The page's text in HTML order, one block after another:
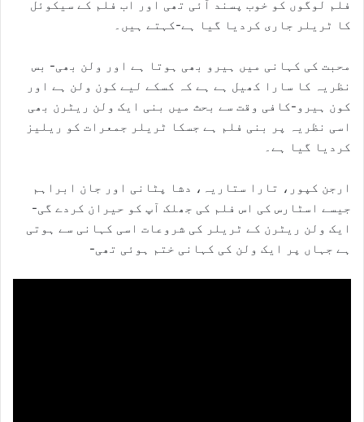
فلم لوگوں کو خوب پسند آئی تھی اور اب فلم کے سیکوئل
کا ٹریلر جاری کردیا گیا ہے-کہتے ہیں۔
محبت کی کہانی میں ہیرو بھی ہوتا ہے اور ولن بھی- بس
نظریہ کا سارا کھیل ہے ہے کہ کسکے لیے کون ولن ہے اور
کون ہیرو-کافی وقت سے بحث میں بنی ایک ولن ریٹرن بھی
اسی نظریہ پر بنی فلم ہے جسکا ٹریلر جمعرات کو ریلیز
کردیا گیا ہے۔
ارجن کپور، تارا ستاریہ، دشا پٹانی اور جان ابراہم
جیسے اسٹارس کی اس فلم کی جھلک آپ کو حیران کردے گی-
ایک ولن ریٹرن کے ٹریلر کی شروعات اسی کہانی سے ہوتی
ہے جہاں پر ایک ولن کی کہانی ختم ہوئی تھی-